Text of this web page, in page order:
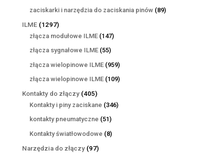
produktów
zaciskarki i narzędzia do zaciskania pinów 8989
ILME 12971297
produktów
złącza modułowe ILME 147147
złącza sygnałowe ILME 5555
produktów
złącza wielopinowe ILME 959959
produktów
złącza wielopinowe ILME 109109
Kontakty do złączy 405405
produktów
Kontakty i piny zaciskane 346346
kontakty pneumatyczne 5151
produktów
Kontakty światłowodowe 88
Narzędzia do złączy 9797